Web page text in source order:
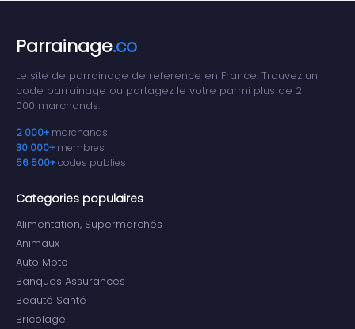
Parrainage.co
Le site de parrainage de reference en France. Trouvez un
code parrainage ou partagez le votre parmi plus de 2
000 marchands.
2 000+ marchands
30 000+ membres
56 500+codes publies
Categories populaires
Alimentation, Supermarchés
Animaux
Auto Moto
Banques Assurances
Beauté Santé
Bricolage